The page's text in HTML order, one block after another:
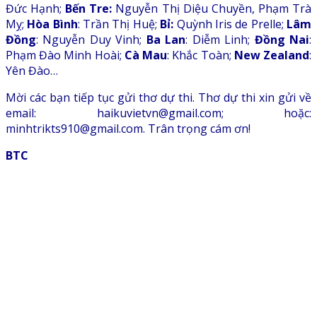
Đức Hạnh; Bến Tre: Nguyễn Thị Diệu Chuyền, Phạm Trà
Mỵ; Hòa Bình: Trần Thị Huệ; Bỉ: Quỳnh Iris de Prelle; Lâm
Đồng: Nguyễn Duy Vinh; Ba Lan: Diễm Linh; Đồng Nai:
Phạm Đào Minh Hoài; Cà Mau: Khắc Toàn; New Zealand:
Yên Đào…
Mời các bạn tiếp tục gửi thơ dự thi. Thơ dự thi xin gửi về
email: haikuvietvn@gmail.com; hoặc:
minhtrikts910@gmail.com. Trân trọng cám ơn!
BTC